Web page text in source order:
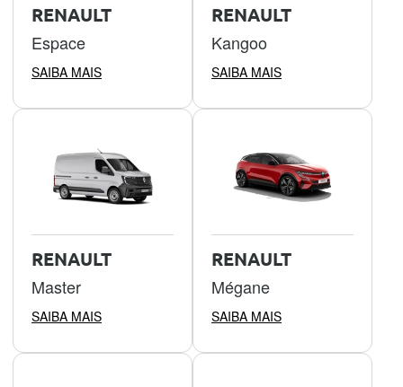
RENAULT
Espace
SAIBA MAIS
RENAULT
Kangoo
SAIBA MAIS
RENAULT
Master
SAIBA MAIS
RENAULT
Mégane
SAIBA MAIS